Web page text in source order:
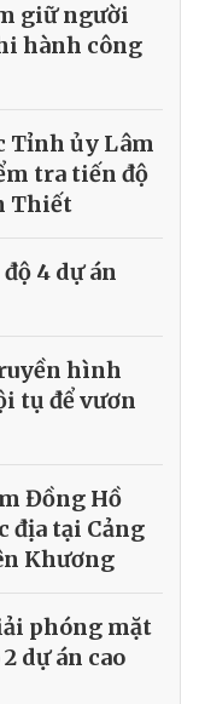
giữ người
hành công
Tỉnh ủy Lâm
tra tiến độ
Thiết
4 dự án
hình
tụ để vươn
Đồng Hồ
địa tại Cảng
Khương
phóng mặt
dự án cao